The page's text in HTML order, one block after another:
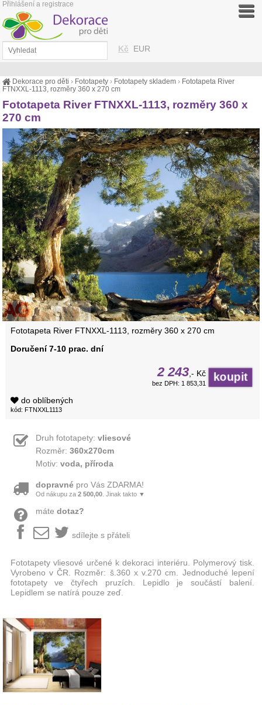
Dekorace pro děti › Fototapety › Fototapety skladem › Fototapeta River
FTNXXL-1113, rozměry 360 x 270 cm
Fototapeta River FTNXXL-1113, rozměry 360 x
270 cm
Fototapeta River FTNXXL-1113, rozměry 360 x 270 cm
Doručení 7-10 prac. dní
2 243 ,- Kč
bez DPH: 1 853,31
do oblíbených
kód: FTNXXL1113
Druh fototapety: vliesové
Rozměr: 360x270cm
Motiv: voda, příroda
dopravnépro Vás ZDARMA!
Od nákupu za 2 500,00. Jinak takto ▼
máte dotaz?
sdílejte s přáteli
Fototapety vliesové určené k dekoraci interiéru. Polymerový tisk.
Vyrobeno v ČR. Rozměr: š.360 x v.270 cm. Jednoduché lepení
fototapety ve čtyřech pruzích. Lepidlo je součástí balení.
Lepidlem se natírá pouze zeď.
Kč EUR
Přihlášení a registrace